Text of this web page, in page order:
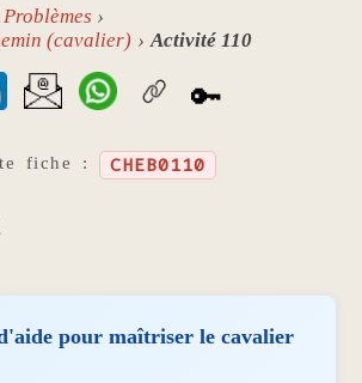
Problèmes
(cavalier)
Activité 110
🔑
fiche : CHEB0110
pour maîtriser le cavalier